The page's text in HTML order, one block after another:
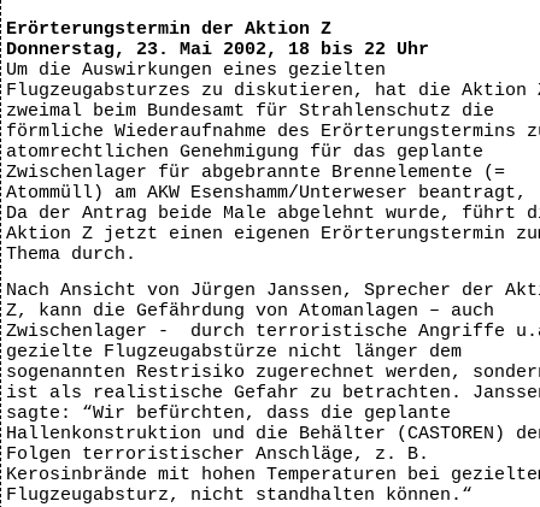
Erörterungstermin der Aktion Z
Donnerstag, 23. Mai 2002, 18 bis 22 Uhr
Um die Auswirkungen eines gezielten
Flugzeugabsturzes zu diskutieren, hat die
zweimal beim Bundesamt für Strahlenschutz die
förmliche Wiederaufnahme des Erörterungstermins
atomrechtlichen Genehmigung für das geplante
Zwischenlager für abgebrannte Brennelemente (=
Atommüll) am AKW Esenshamm/Unterweser beantragt,
Da der Antrag beide Male abgelehnt wurde, führt
Aktion Z jetzt einen eigenen Erörterungstermin
Thema durch.
Nach Ansicht von Jürgen Janssen, Sprecher der
Z, kann die Gefährdung von Atomanlagen – auch
Zwischenlager - durch terroristische Angriffe
gezielte Flugzeugabstürze nicht länger dem
sogenannten Restrisiko zugerechnet werden,
ist als realistische Gefahr zu betrachten.
sagte: “Wir befürchten, dass die geplante
Hallenkonstruktion und die Behälter (CASTOREN)
Folgen terroristischer Anschläge, z. B.
Kerosinbrände mit hohen Temperaturen bei
Flugzeugabsturz, nicht standhalten können.“